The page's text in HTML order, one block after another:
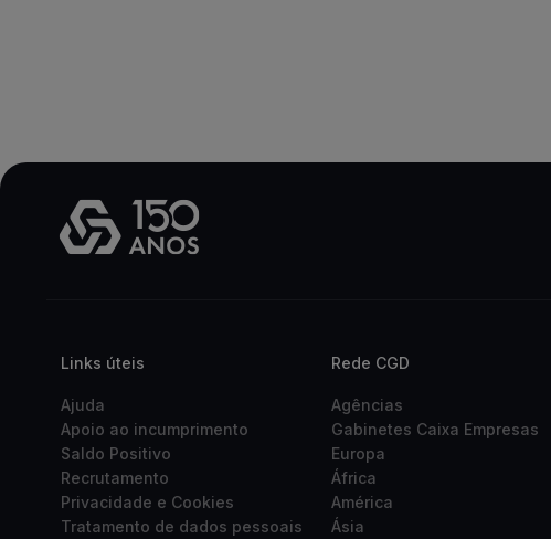
Links úteis
Ajuda
Apoio ao incumprimento
Saldo Positivo
Recrutamento
Privacidade e Cookies
Tratamento de dados pessoais
Rede CGD
Agências
Gabinetes Caixa Empresas
Europa
África
América
Ásia